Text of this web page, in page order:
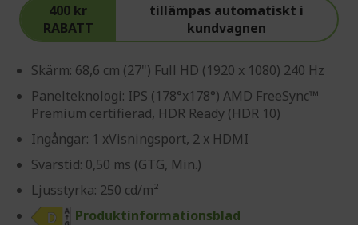
400 kr
RABATT
tillämpas automatiskt i
kundvagnen
Skärm: 68,6 cm (27") Full HD (1920 x 1080) 240 Hz
Panelteknologi: IPS (178°x178°) AMD FreeSync™
Premium certifierad, HDR Ready (HDR 10)
Ingångar: 1 xVisningsport, 2 x HDMI
Svarstid: 0,50 ms (GTG, Min.)
Ljusstyrka: 250 cd/m²
Produktinformationsblad